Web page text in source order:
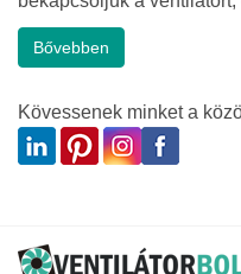
Bővebben
Kövessenek minket a